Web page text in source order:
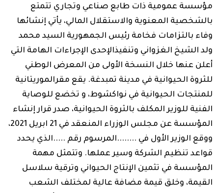
مؤسسة عمومية ذات طابع صناعي وتجاري تتمتع
بالشخصية المعنوية والاستقلال المالي، يأتي إنشائها
وفاء بالتزامات فخامة رئيس الجمهورية السيد محمد
ولد الشيخ الغزواني وتنفيذالإحدى الإجراءات الهامة التي
أعلن عنها خلال النسخة الأولى من المعرض الوطني
للثروة الحيوانية في مدينة تمبدغة. يقع مقرالموريتانية
للمنتجات الحيوانية في نواكشوط، و تخضع للوصاية
الفنية للوزير المكلف بالثروة الحيوانية، صدر قرار إنشاء
المؤسسة عن مجلس الوزراء المنعقد في 21 ابريل 2021،
ووقع الوزير الأول في ........المرسوم رقم .....الذي يحدد
قواعد تنظيم الشركة وسير عملها. وتتمثل مهمة
المؤسسة في تثمين الإنتاج الحيواني وترقية سلاسل
القيمة، وخلق قيمة مضافة عالية لمختلف الشعب